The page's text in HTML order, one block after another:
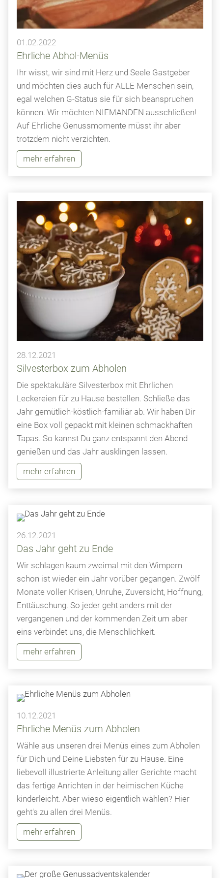
01.02.2022
Ehrliche Abhol-Menüs
Ihr wisst, wir sind mit Herz und Seele Gastgeber
und möchten dies auch für ALLE Menschen sein,
egal welchen G-Status sie für sich beanspruchen
können. Wir möchten NIEMANDEN ausschließen!
Auf Ehrliche Genussmomente müsst ihr aber
trotzdem nicht verzichten.
mehr erfahren
28.12.2021
Silvesterbox zum Abholen
Die spektakuläre Silvesterbox mit Ehrlichen
Leckereien für zu Hause bestellen. Schließe das
Jahr gemütlich-köstlich-familiär ab. Wir haben Dir
eine Box voll gepackt mit kleinen schmackhaften
Tapas. So kannst Du ganz entspannt den Abend
genießen und das Jahr ausklingen lassen.
mehr erfahren
26.12.2021
Das Jahr geht zu Ende
Wir schlagen kaum zweimal mit den Wimpern
schon ist wieder ein Jahr vorüber gegangen. Zwölf
Monate voller Krisen, Unruhe, Zuversicht, Hoffnung,
Enttäuschung. So jeder geht anders mit der
vergangenen und der kommenden Zeit um aber
eins verbindet uns, die Menschlichkeit.
mehr erfahren
10.12.2021
Ehrliche Menüs zum Abholen
Wähle aus unseren drei Menüs eines zum Abholen
für Dich und Deine Liebsten für zu Hause. Eine
liebevoll illustrierte Anleitung aller Gerichte macht
das fertige Anrichten in der heimischen Küche
kinderleicht. Aber wieso eigentlich wählen? Hier
geht's zu allen drei Menüs.
mehr erfahren